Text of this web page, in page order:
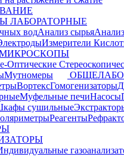
ЛАБОРАТОРНЫЕ
водАнализ сырья
Измерители
Оптические
Мутномеры
ВортексГомогенизаторы
Муфельные печиНасосы
сушильные
Реагенты